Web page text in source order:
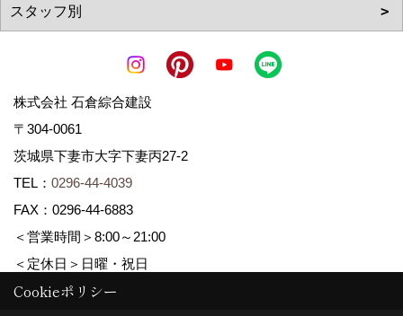
株式会社 石倉綜合建設
〒304-0061
茨城県下妻市大字下妻丙27-2
TEL： 0296-44-4039
FAX：0296-44-6883
＜営業時間＞8:00～21:00
＜定休日＞日曜・祝日
Cookieポリシー